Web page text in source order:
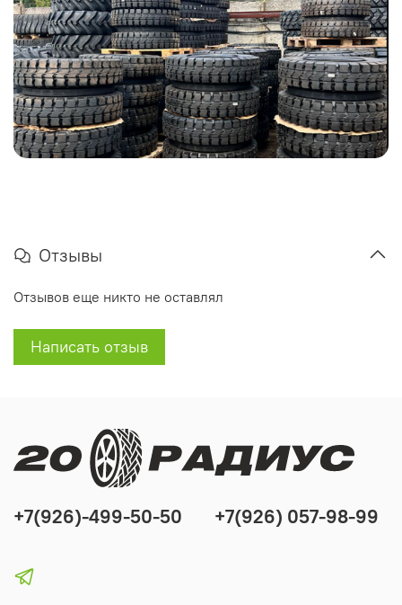
Отзывы
Отзывов еще никто не оставлял
Написать отзыв
+7(926)-499-50-50 +7(926) 057-98-99